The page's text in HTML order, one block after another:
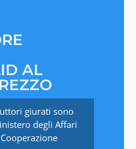
AL
giurati sono
degli Affari